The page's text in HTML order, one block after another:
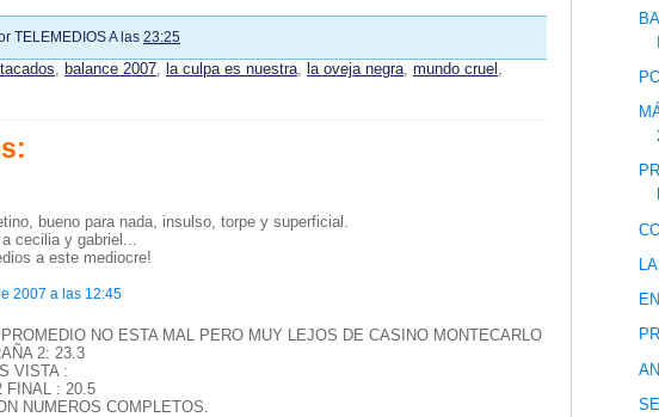
TELEMEDIOSA las 23:25
, balance 2007, la culpa es nuestra, la oveja negra, mundo cruel ,
bueno para nada, insulso, torpe y superficial.
cecilia y gabriel...
a este mediocre!
2007 a las 12:45
NO ESTA MAL PERO MUY LEJOS DE CASINO MONTECARLO
2: 23.3
VISTA :
FINAL : 20.5
NUMEROS COMPLETOS.